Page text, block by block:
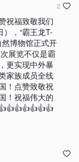
祝福致敬我们
，“霸王龙T-
博物馆正式开
展览不仅是霸
更实现中外暴
家族成员全线
！点赞致敬祝
！祝福伟大的
2